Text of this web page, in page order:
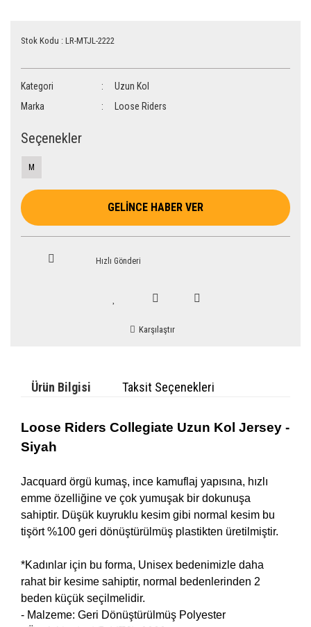
Stok Kodu : LR-MTJL-2222
Kategori
Uzun Kol
Marka
Loose Riders
Seçenekler
M
GELİNCE HABER VER
Hızlı Gönderi
Karşılaştır
Ürün Bilgisi Taksit Seçenekleri
Loose Riders Collegiate Uzun Kol Jersey -
Siyah
Jacquard örgü kumaş, ince kamuflaj yapısına, hızlı
emme özelliğine ve çok yumuşak bir dokunuşa
sahiptir. Düşük kuyruklu kesim gibi normal kesim bu
tişört %100 geri dönüştürülmüş plastikten üretilmiştir.
*Kadınlar için bu forma, Unisex bedenimizle daha
rahat bir kesime sahiptir, normal bedenlerinden 2
beden küçük seçilmelidir.
- Malzeme: Geri Dönüştürülmüş Polyester